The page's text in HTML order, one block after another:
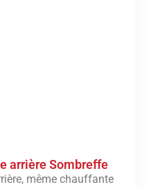
arrière Sombreffe
même chauffante